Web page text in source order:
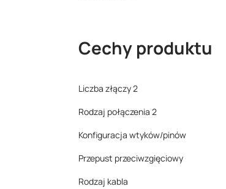
Cechy produktu
Liczba złączy 2
Rodzaj połączenia 2
Konfiguracja wtyków/pinów
Przepust przeciwzgięciowy
Rodzaj kabla